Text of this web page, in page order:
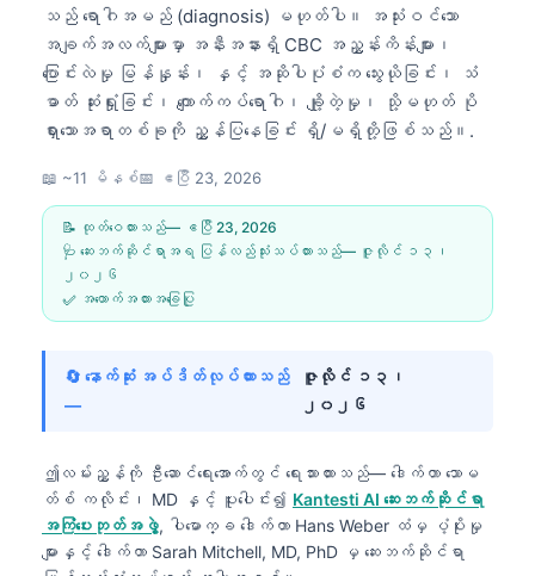
သည် ရောဂါအမည် (diagnosis) မဟုတ်ပါ။ အသုံးဝင်သော
အချက်အလက်များမှာ အနီးအနားရှိ CBC အညွှန်းကိန်းများ၊
ပြောင်းလဲမှု မြန်နှုန်း၊ နှင့် အဆိုပါပုံစံက သွေးယိုခြင်း၊ သံ
ဓာတ် ဆုံးရှုံးခြင်း၊ ကျောက်ကပ်ရောဂါ၊ ချို့တဲ့မှု၊ သို့မဟုတ် ပို
ရှားသောအရာတစ်ခုကို ညွှန်ပြနေခြင်း ရှိ/မရှိတို့ဖြစ်သည်။.
📖 ~11 မိနစ်📅 ဧပြီ 23, 2026
📝 ထုတ်ဝေထားသည်— ဧပြီ 23, 2026
🩺 ဆေးဘက်ဆိုင်ရာအရ ပြန်လည်သုံးသပ်ထားသည်— ဇူလိုင် ၁၃၊
၂၀၂၆
✅ အထောက်အထားအခြေပြု
🔄 နောက်ဆုံး အပ်ဒိတ်လုပ်ထားသည်
—
ဇူလိုင် ၁၃၊
၂၀၂၆
ဤလမ်းညွှန်ကို ဦးဆောင်ရေးအောက်တွင် ရေးသားထားသည်— ဒေါက်တာ သောမ
တ်စ် ကလိုင်း၊ MD နှင့် ပူးပေါင်း၍ Kantesti AI ဆေးဘက်ဆိုင်ရာ
အကြံပေးဘုတ်အဖွဲ့, ပါမောက္ခ ဒေါက်တာ Hans Weber ထံမှ ပံ့ပိုးမှု
များနှင့် ဒေါက်တာ Sarah Mitchell, MD, PhD မှ ဆေးဘက်ဆိုင်ရာ